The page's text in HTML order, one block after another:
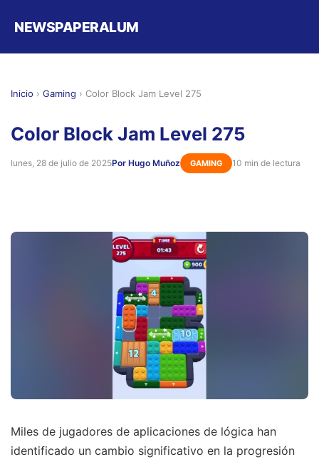
NEWSPAPERALUM
Inicio › Gaming › Color Block Jam Level 275
Color Block Jam Level 275
lunes, 28 de julio de 2025Por Hugo Muñoz GAMING 10 min de lectura
Miles de jugadores de aplicaciones de lógica han
identificado un cambio significativo en la progresión